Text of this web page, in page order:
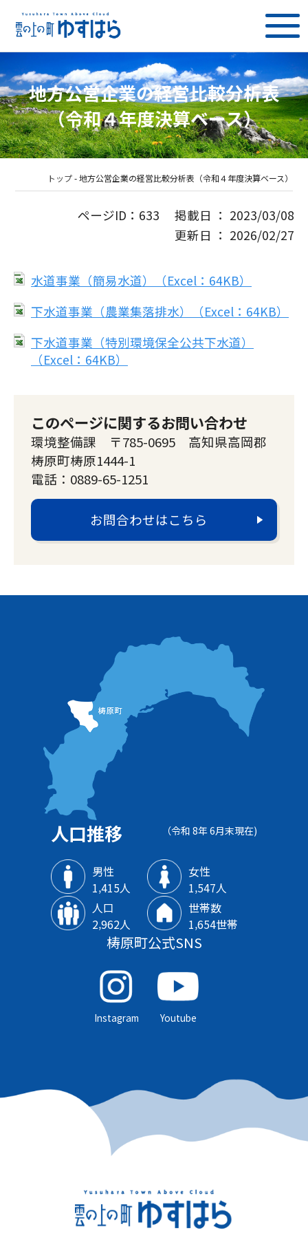
地方公営企業の経営比較分析表
（令和４年度決算ベース）
トップ-地方公営企業の経営比較分析表（令和４年度決算ベース）
ページID：633 掲載日 ： 2023/03/08
更新日 ： 2026/02/27
水道事業（簡易水道）（Excel：64KB）
下水道事業（農業集落排水）（Excel：64KB）
下水道事業（特別環境保全公共下水道）
（Excel：64KB）
このページに関するお問い合わせ
環境整備課 〒785-0695 高知県高岡郡
梼原町梼原1444-1
電話：0889-65-1251
お問合わせはこちら
人口推移 （令和 8年 6月末現在)
男性
1‚415人
女性
1‚547人
人口
2‚962人
世帯数
1‚654世帯
梼原町公式SNS
Instagram Youtube